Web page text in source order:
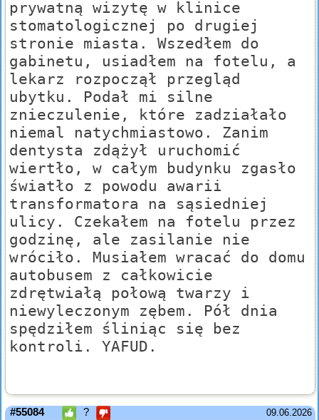
prywatną wizytę w klinice
stomatologicznej po drugiej
stronie miasta. Wszedłem do
gabinetu, usiadłem na fotelu, a
lekarz rozpoczął przegląd
ubytku. Podał mi silne
znieczulenie, które zadziałało
niemal natychmiastowo. Zanim
dentysta zdążył uruchomić
wiertło, w całym budynku zgasło
światło z powodu awarii
transformatora na sąsiedniej
ulicy. Czekałem na fotelu przez
godzinę, ale zasilanie nie
wróciło. Musiałem wracać do domu
autobusem z całkowicie
zdrętwiałą połową twarzy i
niewyleczonym zębem. Pół dnia
spędziłem śliniąc się bez
kontroli. YAFUD.
09.06.2026
#55084 ?